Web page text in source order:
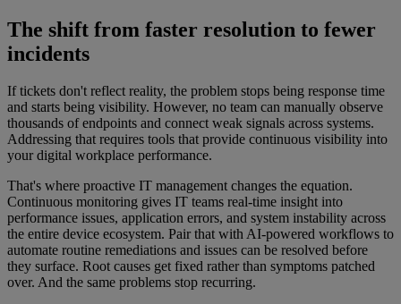
The shift from faster resolution to fewer
incidents
If tickets don't reflect reality, the problem stops being response time
and starts being visibility. However, no team can manually observe
thousands of endpoints and connect weak signals across systems.
Addressing that requires tools that provide continuous visibility into
your digital workplace performance.
That's where proactive IT management changes the equation.
Continuous monitoring gives IT teams real-time insight into
performance issues, application errors, and system instability across
the entire device ecosystem. Pair that with AI-powered workflows to
automate routine remediations and issues can be resolved before
they surface. Root causes get fixed rather than symptoms patched
over. And the same problems stop recurring.